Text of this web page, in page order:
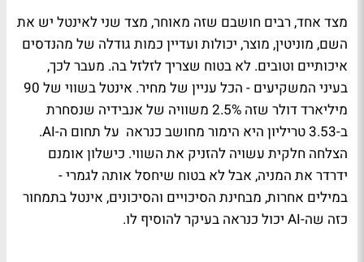
מצד אחד, רבים חושבם שזה מאוחר, מצד שני לאינטל יש את
השם, מוניטין, מוצר, יכולות ועדיין כמות גודלה של מהנדסים
איכותיים וטובים. לא בטוח שצריך לזלזל בה. מעבר לכך,
בעיני המשקיעים - הכל עניין של מחיר. אינטל בשווי של 90
מיליארד דולר שזה 2.5% משוויה של אנבידיה שנסחרת
ב-3.53 טריליון היא הימור מחושב כנראה על תחום ה-AI.
הצלחה חלקית עשויה להזניק את השווי. כישלון אומנם
ידרדר את המניה, אבל לא בטוח שיחסל אותה לגמרי -
במילים אחרות, מבחינת הסיכויים והסיכונים, אינטל בתמחור
כזה שה-AI יכול כנראה בעיקר להוסיף לו.